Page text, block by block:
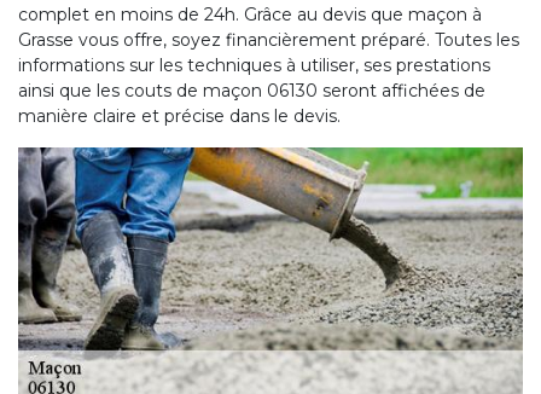
complet en moins de 24h. Grâce au devis que maçon à
Grasse vous offre, soyez financièrement préparé. Toutes les
informations sur les techniques à utiliser, ses prestations
ainsi que les couts de maçon 06130 seront affichées de
manière claire et précise dans le devis.